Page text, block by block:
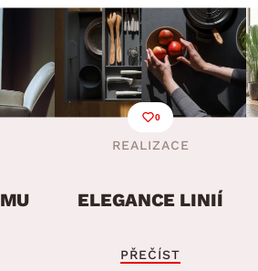
0
REALIZACE
ELEGANCE LINIÍ
PŘEČÍST